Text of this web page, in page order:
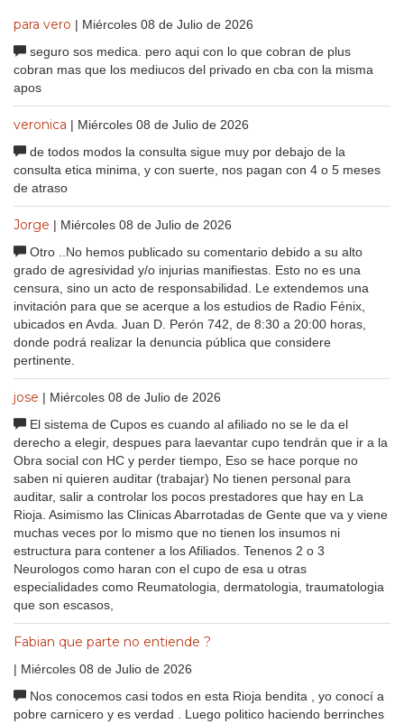
para vero | Miércoles 08 de Julio de 2026
seguro sos medica. pero aqui con lo que cobran de plus
cobran mas que los mediucos del privado en cba con la misma
apos
veronica | Miércoles 08 de Julio de 2026
de todos modos la consulta sigue muy por debajo de la
consulta etica minima, y con suerte, nos pagan con 4 o 5 meses
de atraso
Jorge | Miércoles 08 de Julio de 2026
Otro ..No hemos publicado su comentario debido a su alto
grado de agresividad y/o injurias manifiestas. Esto no es una
censura, sino un acto de responsabilidad. Le extendemos una
invitación para que se acerque a los estudios de Radio Fénix,
ubicados en Avda. Juan D. Perón 742, de 8:30 a 20:00 horas,
donde podrá realizar la denuncia pública que considere
pertinente.
jose | Miércoles 08 de Julio de 2026
El sistema de Cupos es cuando al afiliado no se le da el
derecho a elegir, despues para laevantar cupo tendrán que ir a la
Obra social con HC y perder tiempo, Eso se hace porque no
saben ni quieren auditar (trabajar) No tienen personal para
auditar, salir a controlar los pocos prestadores que hay en La
Rioja. Asimismo las Clinicas Abarrotadas de Gente que va y viene
muchas veces por lo mismo que no tienen los insumos ni
estructura para contener a los Afiliados. Tenenos 2 o 3
Neurologos como haran con el cupo de esa u otras
especialidades como Reumatologia, dermatologia, traumatologia
que son escasos,
Fabian que parte no entiende ?
| Miércoles 08 de Julio de 2026
Nos conocemos casi todos en esta Rioja bendita , yo conocí a
pobre carnicero y es verdad . Luego politico haciendo berrinches